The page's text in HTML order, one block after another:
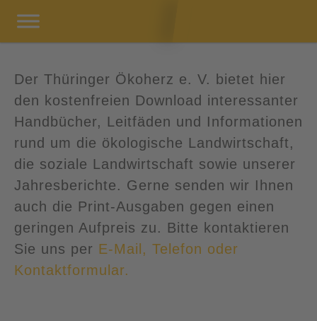
Der Thüringer Ökoherz e. V. bietet hier
den kostenfreien Download interessanter
Handbücher, Leitfäden und Informationen
rund um die ökologische Landwirtschaft,
die soziale Landwirtschaft sowie unserer
Jahresberichte. Gerne senden wir Ihnen
auch die Print-Ausgaben gegen einen
geringen Aufpreis zu. Bitte kontaktieren
Sie uns per E-Mail, Telefon oder
Kontaktformular.